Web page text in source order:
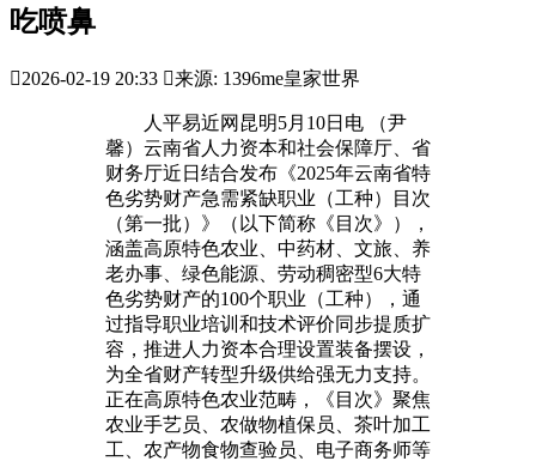
吃喷鼻
2026-02-19 20:33 来源: 1396me皇家世界
人平易近网昆明5月10日电 （尹
馨）云南省人力资本和社会保障厅、省
财务厅近日结合发布《2025年云南省特
色劣势财产急需紧缺职业（工种）目次
（第一批）》（以下简称《目次》），
涵盖高原特色农业、中药材、文旅、养
老办事、绿色能源、劳动稠密型6大特
色劣势财产的100个职业（工种），通
过指导职业培训和技术评价同步提质扩
容，推进人力资本合理设置装备摆设，
为全省财产转型升级供给强无力支持。
正在高原特色农业范畴，《目次》聚焦
农业手艺员、农做物植保员、茶叶加工
工、农产物食物查验员、电子商务师等